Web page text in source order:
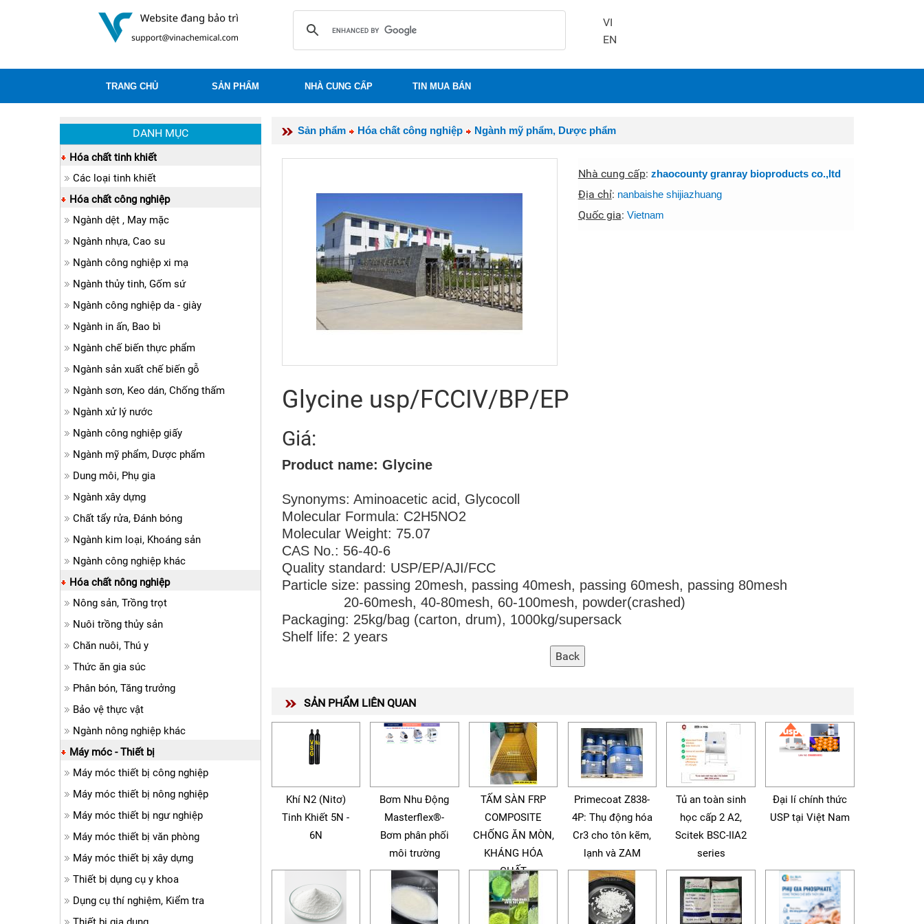
VI
EN
TRANG CHỦ SẢN PHẨM NHÀ CUNG CẤP TIN MUA BÁN
Sản phẩm Hóa chất công nghiệp Ngành mỹ phẩm, Dược phẩm
Nhà cung cấp: zhaocounty granray bioproducts co.,ltd
Địa chỉ: nanbaishe shijiazhuang
Quốc gia: Vietnam
Glycine usp/FCCIV/BP/EP
Giá:
Product name: Glycine
Synonyms: Aminoacetic acid, Glycocoll
Molecular Formula: C2H5NO2
Molecular Weight: 75.07
CAS No.: 56-40-6
Quality standard: USP/EP/AJI/FCC
Particle size: passing 20mesh, passing 40mesh, passing 60mesh, passing 80mesh
20-60mesh, 40-80mesh, 60-100mesh, powder(crashed)
Packaging: 25kg/bag (carton, drum), 1000kg/supersack
Shelf life: 2 years
SẢN PHẨM LIÊN QUAN
Khí N2 (Nitơ)
Tinh Khiết 5N -
6N
Bơm Nhu Động
Masterflex®-
Bơm phân phối
môi trường
TẤM SÀN FRP
COMPOSITE
CHỐNG ĂN MÒN,
KHÁNG HÓA
CHẤT
Primecoat Z838-
4P: Thụ động hóa
Cr3 cho tôn kẽm,
lạnh và ZAM
Tủ an toàn sinh
học cấp 2 A2,
Scitek BSC-IIA2
series
Đại lí chính thức
USP tại Việt Nam
DANH MỤC
Hóa chất tinh khiết
Các loại tinh khiết
Hóa chất công nghiệp
Ngành dệt , May mặc
Ngành nhựa, Cao su
Ngành công nghiệp xi mạ
Ngành thủy tinh, Gốm sứ
Ngành công nghiệp da - giày
Ngành in ấn, Bao bì
Ngành chế biến thực phẩm
Ngành sản xuất chế biến gỗ
Ngành sơn, Keo dán, Chống thấm
Ngành xử lý nước
Ngành công nghiệp giấy
Ngành mỹ phẩm, Dược phẩm
Dung môi, Phụ gia
Ngành xây dựng
Chất tẩy rửa, Đánh bóng
Ngành kim loại, Khoáng sản
Ngành công nghiệp khác
Hóa chất nông nghiệp
Nông sản, Trồng trọt
Nuôi trồng thủy sản
Chăn nuôi, Thú y
Thức ăn gia súc
Phân bón, Tăng trưởng
Bảo vệ thực vật
Ngành nông nghiệp khác
Máy móc - Thiết bị
Máy móc thiết bị công nghiệp
Máy móc thiết bị nông nghiệp
Máy móc thiết bị ngư nghiệp
Máy móc thiết bị văn phòng
Máy móc thiết bị xây dựng
Thiết bị dụng cụ y khoa
Dụng cụ thí nghiệm, Kiểm tra